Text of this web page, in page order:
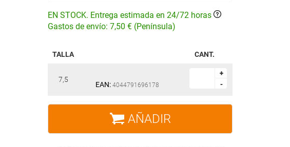
EN STOCK. Entrega estimada en 24/72 horas
Gastos de envío: 7,50 € (Península)
TALLA CANT.
7,5
EAN: 4044791696178
+
-
+
-
AÑADIR